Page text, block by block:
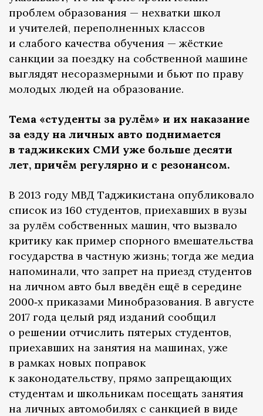
проблем образования — нехватки школ
и учителей, переполненных классов
и слабого качества обучения — жёсткие
санкции за поездку на собственной машине
выглядят несоразмерными и бьют по праву
молодых людей на образование.
Тема «студенты за рулём» и их наказание
за езду на личных авто поднимается
в таджикских СМИ уже больше десяти
лет, причём регулярно и с резонансом.
В 2013 году МВД Таджикистана опубликовало
список из 160 студентов, приехавших в вузы
за рулём собственных машин, что вызвало
критику как пример спорного вмешательства
государства в частную жизнь; тогда же медиа
напоминали, что запрет на приезд студентов
на личном авто был введён ещё в середине
2000‑х приказами Минобразования. В августе
2017 года целый ряд изданий сообщил
о решении отчислить пятерых студентов,
приехавших на занятия на машинах, уже
в рамках новых поправок
к законодательству, прямо запрещающих
студентам и школьникам посещать занятия
на личных автомобилях с санкцией в виде